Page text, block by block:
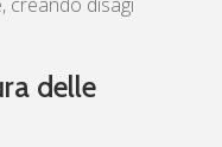
delle